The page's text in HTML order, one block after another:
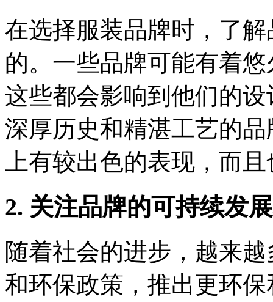
在选择服装品牌时，了
的。一些品牌可能有着
这些都会影响到他们的
深厚历史和精湛工艺的
上有较出色的表现，而
2. 关注品牌的可持续发
随着社会的进步，越来
和环保政策，推出更环